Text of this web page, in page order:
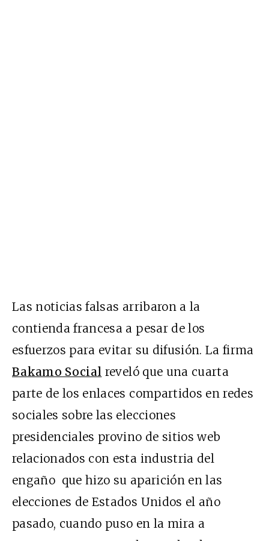
Las noticias falsas arribaron a la
contienda francesa a pesar de los
esfuerzos para evitar su difusión. La firma
Bakamo Social reveló que una cuarta
parte de los enlaces compartidos en redes
sociales sobre las elecciones
presidenciales provino de sitios web
relacionados con esta industria del
engaño que hizo su aparición en las
elecciones de Estados Unidos el año
pasado, cuando puso en la mira a